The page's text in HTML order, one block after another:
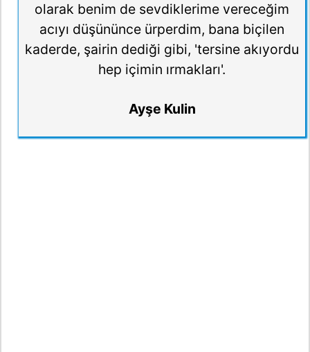
olarak benim de sevdiklerime vereceğim
acıyı düşününce ürperdim, bana biçilen
kaderde, şairin dediği gibi, 'tersine akıyordu
hep içimin ırmakları'.
Ayşe Kulin